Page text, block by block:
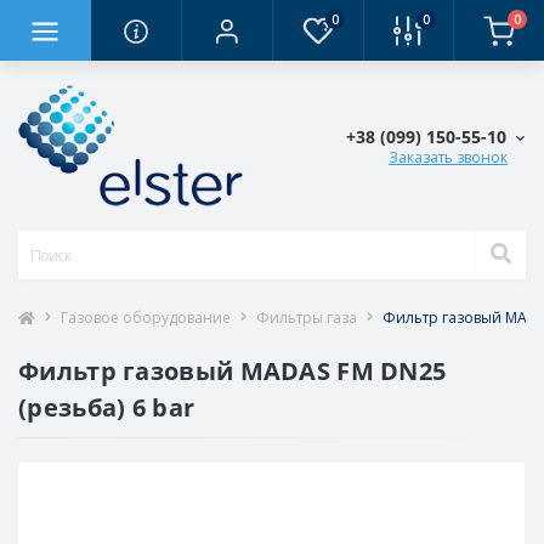
0 0 0
+38 (0‎99) 150-55-10
Заказать звонок
Газовое оборудование Фильтры газа Фильтр газовый
Фильтр газовый MADAS FM DN25
(резьба) 6 bar